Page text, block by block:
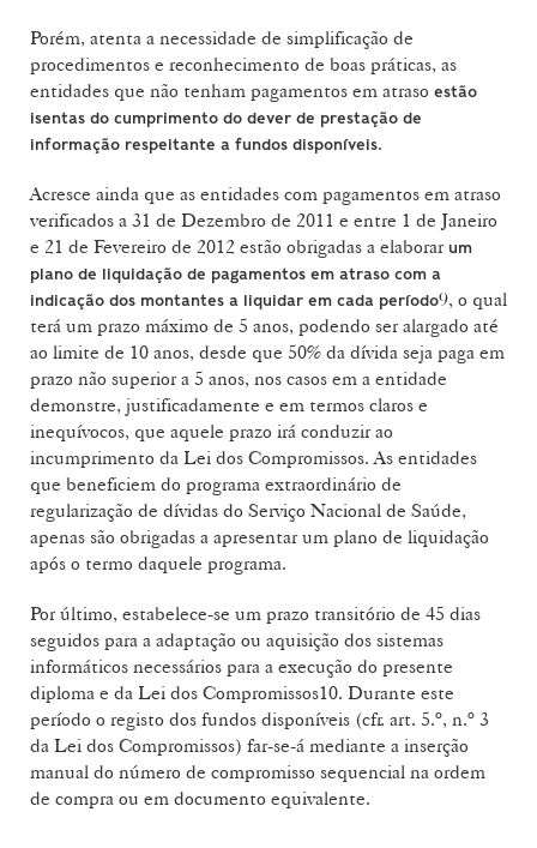
Porém, atenta a necessidade de simplificação de
procedimentos e reconhecimento de boas práticas, as
entidades que não tenham pagamentos em atraso estão
isentas do cumprimento do dever de prestação de
informação respeitante a fundos disponíveis.
Acresce ainda que as entidades com pagamentos em atraso
verificados a 31 de Dezembro de 2011 e entre 1 de Janeiro
e 21 de Fevereiro de 2012 estão obrigadas a elaborarum
plano de liquidação de pagamentos em atraso com a
indicação dos montantes a liquidar em cada período9, o qual
terá um prazo máximo de 5 anos, podendo ser alargado até
ao limite de 10 anos, desde que 50% da dívida seja paga em
prazo não superior a 5 anos, nos casos em a entidade
demonstre, justificadamente e em termos claros e
inequívocos, que aquele prazo irá conduzir ao
incumprimento da Lei dos Compromissos. As entidades
que beneficiem do programa extraordinário de
regularização de dívidas do Serviço Nacional de Saúde,
apenas são obrigadas a apresentar um plano de liquidação
após o termo daquele programa.
Por último, estabelece-se um prazo transitório de 45 dias
seguidos para a adaptação ou aquisição dos sistemas
informáticos necessários para a execução do presente
diploma e da Lei dos Compromissos10. Durante este
período o registo dos fundos disponíveis (cfr. art. 5.º, n.º 3
da Lei dos Compromissos) far-se-á mediante a inserção
manual do número de compromisso sequencial na ordem
de compra ou em documento equivalente.